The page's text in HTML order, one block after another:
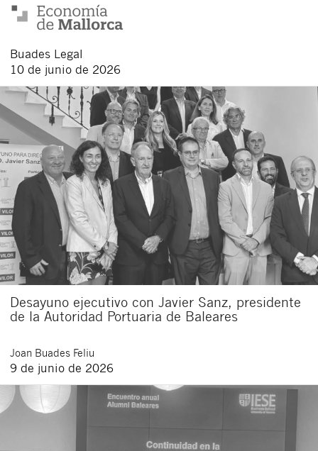
Buades Legal
10 de junio de 2026
Desayuno ejecutivo con Javier Sanz, presidente
de la Autoridad Portuaria de Baleares
Joan Buades Feliu
9 de junio de 2026